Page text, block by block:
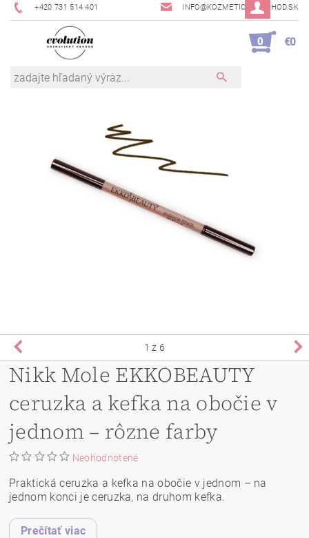
+420 731 514 401 INFO@KOZMETICKYOBCHOD.SK
0 €0
1 z 6
Nikk Mole EKKOBEAUTY
ceruzka a kefka na obočie v
jednom – rôzne farby
Neohodnotené
Praktická ceruzka a kefka na obočie v jednom – na
jednom konci je ceruzka, na druhom kefka.
Prečítať viac